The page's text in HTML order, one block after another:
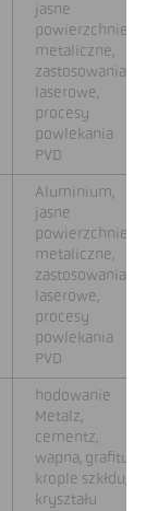
jasne
powierzchnie
metaliczne,
zastosowania
laserowe,
procesy
powlekania
PVD
Aluminium,
jasne
powierzchnie
metaliczne,
zastosowania
laserowe,
procesy
powlekania
PVD
hodowanie
Metalz,
cementz,
wapna, grafitu,
krople szkłdu,
kryształu